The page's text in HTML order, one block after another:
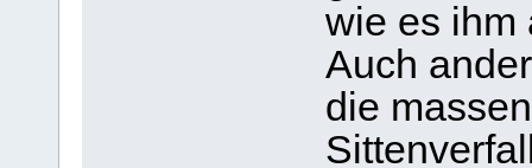
wie es ihm
Auch
die